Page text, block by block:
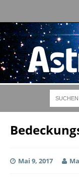
Mai 9, 2017